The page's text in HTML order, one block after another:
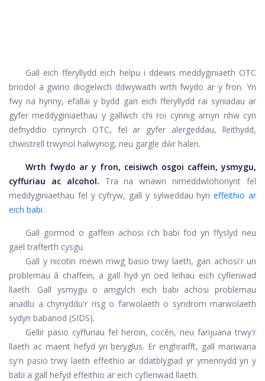
Gall eich fferyllydd eich helpu i ddewis meddyginiaeth OTC
briodol a gwirio diogelwch ddwywaith wrth fwydo ar y fron. Yn
fwy na hynny, efallai y bydd gan eich fferyllydd rai syniadau ar
gyfer meddyginiaethau y gallwch chi roi cynnig arnyn nhw cyn
defnyddio cynnyrch OTC, fel ar gyfer alergeddau, lleithydd,
chwistrell trwynol halwynog, neu gargle dŵr halen.
Wrth fwydo ar y fron, ceisiwch osgoi caffein, ysmygu,
cyffuriau ac alcohol.
Tra na wnawn nimeddwlohonynt fel
meddyginiaethau fel y cyfryw, gall y sylweddau hyn effeithio ar
eich babi .
Gall gormod o gaffein achosi i'ch babi fod yn ffyslyd neu
gael trafferth cysgu.
Gall y nicotin mewn mwg basio trwy laeth, gan achosi'r un
problemau â chaffein, a gall hyd yn oed leihau eich cyflenwad
llaeth. Gall ysmygu o amgylch eich babi achosi problemau
anadlu a chynyddu'r risg o farwolaeth o syndrom marwolaeth
sydyn babanod (SIDS).
Gellir pasio cyffuriau fel heroin, cocên, neu farijuana trwy'r
llaeth ac maent hefyd yn beryglus. Er enghraifft, gall mariwana
sy'n pasio trwy laeth effeithio ar ddatblygiad yr ymennydd yn y
babi a gall hefyd effeithio ar eich cyflenwad llaeth.